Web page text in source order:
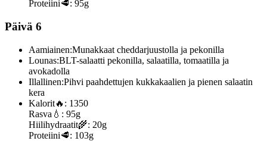
Proteiini🥩: 95g
Päivä 6
Aamiainen:Munakkaat cheddarjuustolla ja pekonilla
Lounas:BLT-salaatti pekonilla, salaatilla, tomaatilla ja
avokadolla
Illallinen:Pihvi paahdettujen kukkakaalien ja pienen salaatin
kera
Kalorit🔥: 1350
Rasva 💧: 95g
Hiilihydraatit🌾: 20g
Proteiini🥩: 103g